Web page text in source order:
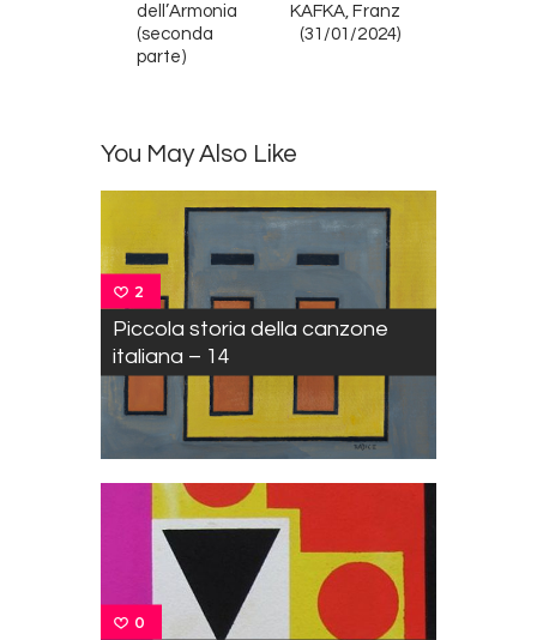
dell’Armonia
(seconda
parte)
KAFKA, Franz
(31/01/2024)
You May Also Like
2
Piccola storia della canzone
italiana – 14
0